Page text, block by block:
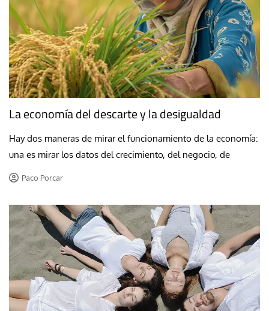
La economía del descarte y la desigualdad
Hay dos maneras de mirar el funcionamiento de la economía:
una es mirar los datos del crecimiento, del negocio, de
Paco Porcar